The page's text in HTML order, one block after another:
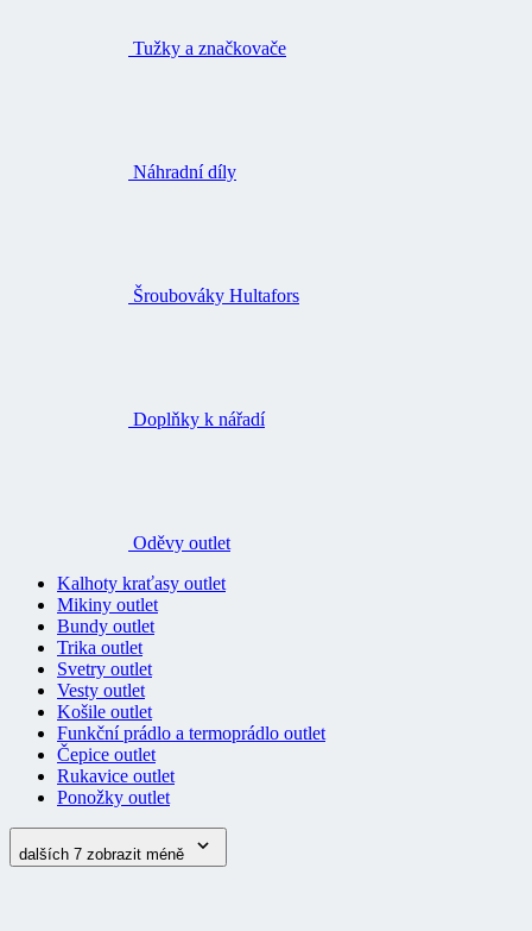
Tužky a značkovače
Náhradní díly
Šroubováky Hultafors
Doplňky k nářadí
Oděvy outlet
Kalhoty kraťasy outlet
Mikiny outlet
Bundy outlet
Trika outlet
Svetry outlet
Vesty outlet
Košile outlet
Funkční prádlo a termoprádlo outlet
Čepice outlet
Rukavice outlet
Ponožky outlet
dalších 7 zobrazit méně